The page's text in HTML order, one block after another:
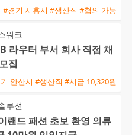
#경기 시흥시 #생산직 #협의 가능
워크
라우터 부서 회사 직접 채
집
안산시 #생산직 #시급 10,320원
루션
랜드 패션 초보 환영 의류